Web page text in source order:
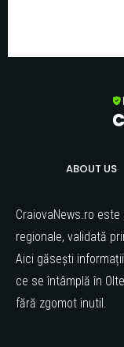
ABOUT US
CraiovaNews.ro
regionale, validată
Aici găsești
ce se întâmplă în
fără zgomot inutil.